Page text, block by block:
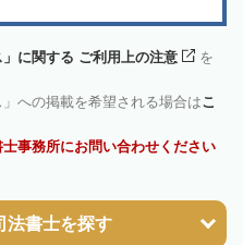
」に関する ご利用上の注意
を
への掲載を希望される場合はこ
事務所にお問い合わせください
法書士を探す